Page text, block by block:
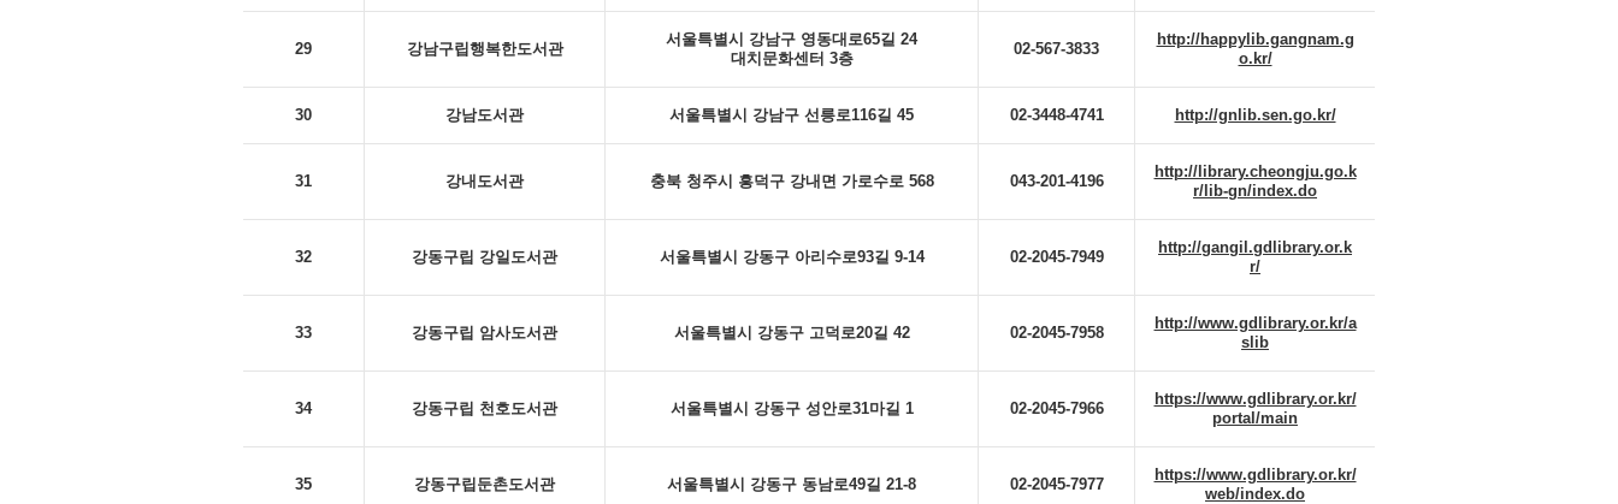
29 강남구립행복한도서관
서울특별시 강남구 영동대로65길 24
대치문화센터 3층
02-567-3833
http://happylib.gangnam.g
o.kr/
30 강남도서관 서울특별시 강남구 선릉로116길 45 02-3448-4741 http://gnlib.sen.go.kr/
31 강내도서관 충북 청주시 흥덕구 강내면 가로수로 568 043-201-4196
http://library.cheongju.go.k
r/lib-gn/index.do
32 강동구립 강일도서관 서울특별시 강동구 아리수로93길 9-14 02-2045-7949
http://gangil.gdlibrary.or.k
r/
33 강동구립 암사도서관 서울특별시 강동구 고덕로20길 42 02-2045-7958
http://www.gdlibrary.or.kr/a
slib
34 강동구립 천호도서관 서울특별시 강동구 성안로31마길 1 02-2045-7966
https://www.gdlibrary.or.kr/
portal/main
35 강동구립둔촌도서관 서울특별시 강동구 동남로49길 21-8 02-2045-7977
https://www.gdlibrary.or.kr/
web/index.do